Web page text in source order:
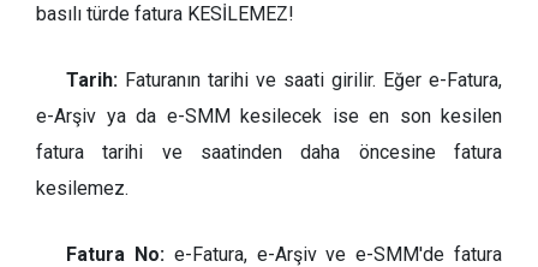
basılı türde fatura KESİLEMEZ!
Tarih: Faturanın tarihi ve saati girilir. Eğer e-Fatura,
e-Arşiv ya da e-SMM kesilecek ise en son kesilen
fatura tarihi ve saatinden daha öncesine fatura
kesilemez.
Fatura No:e-Fatura, e-Arşiv ve e-SMM'de fatura